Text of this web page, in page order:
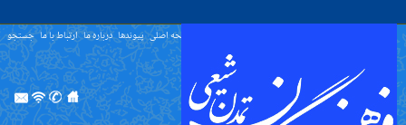
صفحه اصلی پیوندها درباره ما ارتباط با ما جستجو